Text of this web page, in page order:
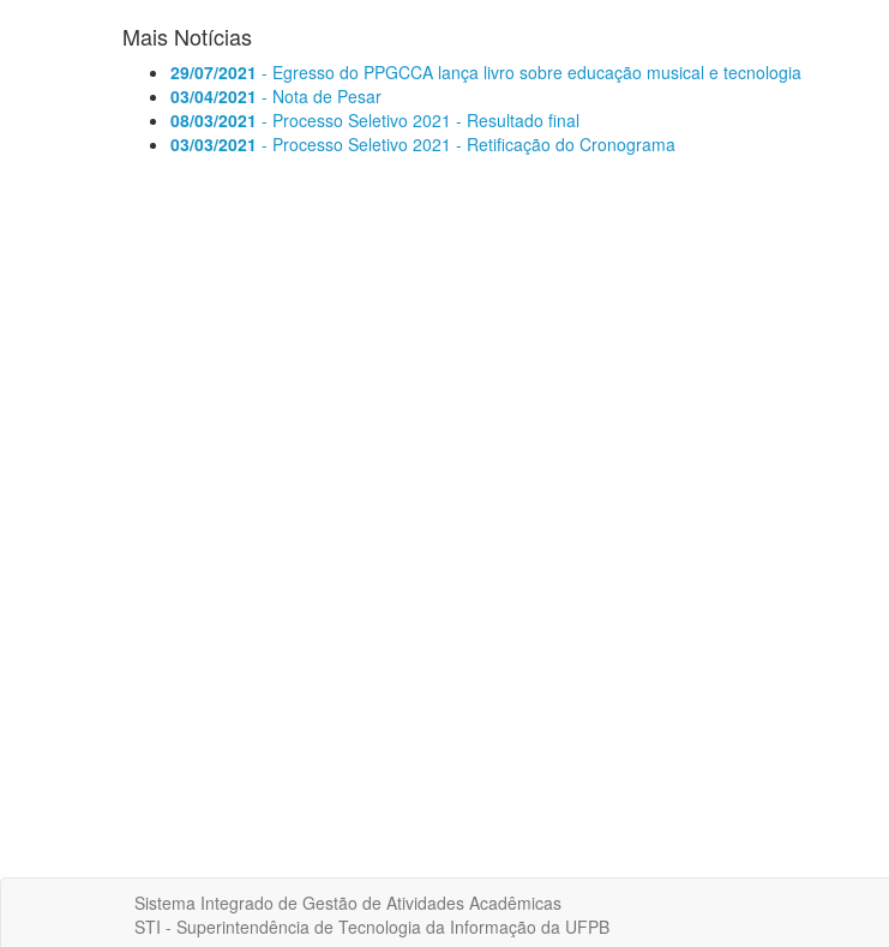
Mais Notícias
29/07/2021 - Egresso do PPGCCA lança livro sobre educação musical e tecnologia
03/04/2021 - Nota de Pesar
08/03/2021 - Processo Seletivo 2021 - Resultado final
03/03/2021 - Processo Seletivo 2021 - Retificação do Cronograma
Sistema Integrado de Gestão de Atividades Acadêmicas
STI - Superintendência de Tecnologia da Informação da UFPB